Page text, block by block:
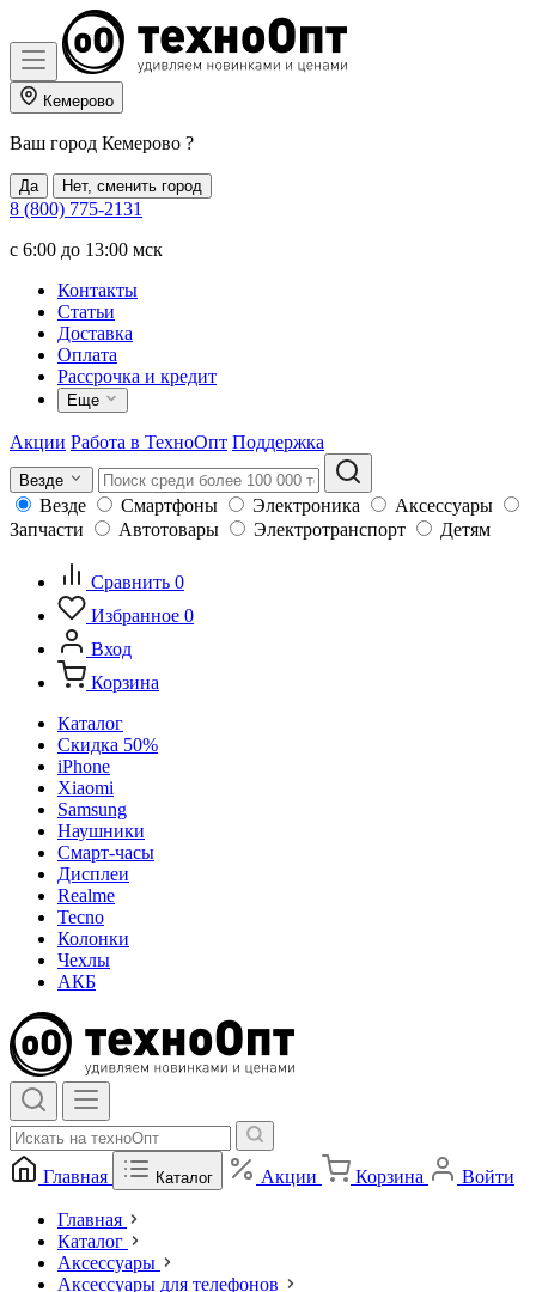
Кемерово
Ваш город Кемерово ?
Да Нет, сменить город
8 (800) 775-2131
c 6:00 до 13:00 мск
Контакты
Статьи
Доставка
Оплата
Рассрочка и кредит
Еще
Акции Работа в ТехноОпт Поддержка
Везде
Везде Смартфоны Электроника
Аксессуары
Запчасти
Автотовары Электротранспорт Детям
Сравнить 0
Избранное 0
Вход
Корзина
Каталог
Скидка 50%
iPhone
Xiaomi
Samsung
Наушники
Смарт-часы
Дисплеи
Realme
Tecno
Колонки
Чехлы
АКБ
Главная Каталог Акции Корзина Войти
Главная
Каталог
Аксессуары
Аксессуары для телефонов